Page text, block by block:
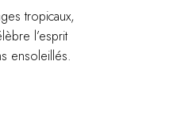
tropicaux,
l’esprit
ensoleillés.